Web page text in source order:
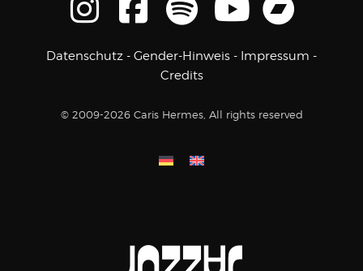
Datenschutz - Gender-Hinweis - Impressum -
Credits
© 2009-2026 Caris Hermes, All rights reserved